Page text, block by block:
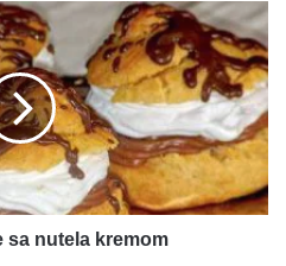
sa nutela kremom